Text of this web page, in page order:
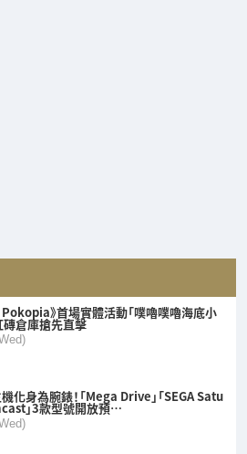
》首場實體活動「噗嚕噗嚕海底小
磚倉庫搶先直擊
化身為腕錶！「Mega Drive」「SEGA Satu
」3款型號開放預…